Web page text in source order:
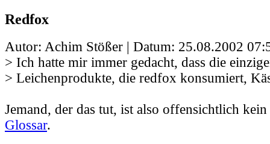
Redfox
Autor: Achim Stößer | Datum: 25.08.2002
> Ich hatte mir immer gedacht, dass die
> Leichenprodukte, die redfox konsumiert,
Jemand, der das tut, ist also offensichtlich kein
Glossar.